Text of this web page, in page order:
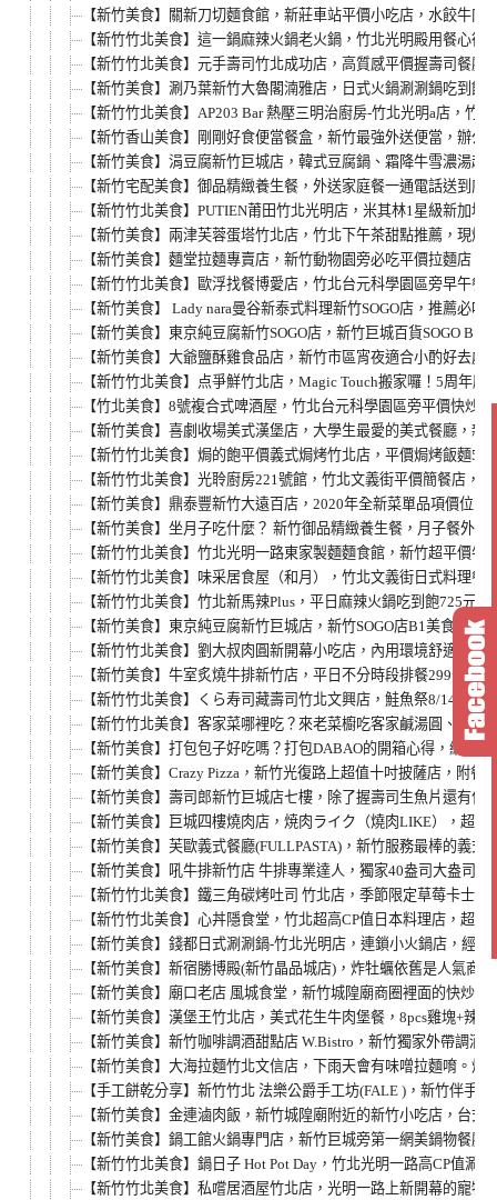
【新竹美食】關新刀切麵食館，新莊車站平價小吃店，水餃牛
【新竹竹北美食】這一鍋麻辣火鍋老火鍋，竹北光明殿用餐心
【新竹竹北美食】元手壽司竹北成功店，高質感平價握壽司餐
【新竹美食】涮乃葉新竹大魯閣湳雅店，日式火鍋涮涮鍋吃到
【新竹竹北美食】AP203 Bar 熱壓三明治廚房-竹北光明a店，
【新竹香山美食】剛剛好食便當餐盒，新竹最強外送便當，辦
【新竹美食】涓豆腐新竹巨城店，韓式豆腐鍋、霜降牛雪濃湯
【新竹宅配美食】御品精緻養生餐，外送家庭餐一通電話送到
【新竹竹北美食】PUTIEN莆田竹北光明店，米其林1星級新加
【新竹美食】兩津芙蓉蛋塔竹北店，竹北下午茶甜點推薦，現
【新竹美食】麵堂拉麵專賣店，新竹動物園旁必吃平價拉麵店
【新竹竹北美食】歐浮找餐博愛店，竹北台元科學園區旁早午
【新竹美食】 Lady nara曼谷新泰式料理新竹SOGO店，推薦必
【新竹美食】東京純豆腐新竹SOGO店，新竹巨城百貨SOGO
【新竹美食】大爺鹽酥雞食品店，新竹市區宵夜適合小酌好去
【新竹竹北美食】点爭鮮竹北店，Magic Touch搬家囉！5周年
【竹北美食】8號複合式啤酒屋，竹北台元科學園區旁平價快炒
【新竹美食】喜劇收場美式漢堡店，大學生最愛的美式餐廳，
【新竹竹北美食】焗的飽平價義式焗烤竹北店，平價焗烤飯麵
【新竹竹北美食】光聆廚房221號館，竹北文義街平價簡餐店，
【新竹美食】鼎泰豐新竹大遠百店，2020年全新菜單品項價位
【新竹美食】坐月子吃什麼？ 新竹御品精緻養生餐，月子餐外
【新竹竹北美食】竹北光明一路東家製麵麵食館，新竹超平價
【新竹竹北美食】味采居食屋（和月），竹北文義街日式料理
【新竹竹北美食】竹北新馬辣Plus，平日麻辣火鍋吃到飽725
【新竹美食】東京純豆腐新竹巨城店，新竹SOGO店B1美食街
【新竹竹北美食】劉大叔肉圓新開幕小吃店，內用環境舒適，
【新竹美食】牛室炙燒牛排新竹店，平日不分時段排餐299元
【新竹竹北美食】くら寿司藏壽司竹北文興店，鮭魚祭8/14期
【新竹竹北美食】客家菜哪裡吃？來老菜櫥吃客家鹹湯圓、新
【新竹美食】打包包子好吃嗎？打包DABAO的開箱心得，網路
【新竹美食】Crazy Pizza，新竹光復路上超值十吋披薩店，附
【新竹美食】壽司郎新竹巨城店七樓，除了握壽司生魚片還有
【新竹美食】巨城四樓燒肉店，焼肉ライク（燒肉LIKE），超
【新竹美食】芙歐義式餐廳(FULLPASTA)，新竹服務最棒的義
【新竹美食】吼牛排新竹店 牛排專業達人，獨家40盎司大盎司
【新竹竹北美食】鐵三角碳烤吐司 竹北店，季節限定草莓卡士
【新竹竹北美食】心丼隱食堂，竹北超高CP值日本料理店，超
【新竹美食】錢都日式涮涮鍋-竹北光明店，連鎖小火鍋店，經
【新竹美食】新宿勝博殿(新竹晶品城店)，炸牡蠣依舊是人氣
【新竹美食】廟口老店 風城食堂，新竹城隍廟商圈裡面的快炒
【新竹美食】漢堡王竹北店，美式花生牛肉堡餐，8pcs雞塊+辣
【新竹美食】新竹咖啡調酒甜點店 W.Bistro，新竹獨家外帶調
【新竹美食】大海拉麵竹北文信店，下雨天會有味噌拉麵唷。
【手工餅乾分享】新竹竹北 法樂公爵手工坊(FALE )，新竹伴
【新竹美食】金連滷肉飯，新竹城隍廟附近的新竹小吃店，台
【新竹美食】鍋工館火鍋專門店，新竹巨城旁第一網美鍋物餐
【新竹竹北美食】鍋日子 Hot Pot Day，竹北光明一路高CP值
【新竹竹北美食】私嚐居酒屋竹北店，光明一路上新開幕的寵